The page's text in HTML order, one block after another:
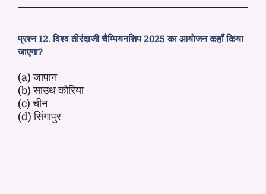
प्रश्न 12. विश्व तीरंदाजी चैम्पियनशिप 2025 का आयोजन कहाँ किया
जाएगा?
(a) जापान
(b) साउथ कोरिया
(c) चीन
(d) सिंगापुर